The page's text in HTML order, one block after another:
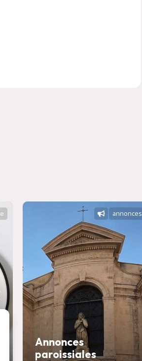
Annonces
paroissiales
annonces